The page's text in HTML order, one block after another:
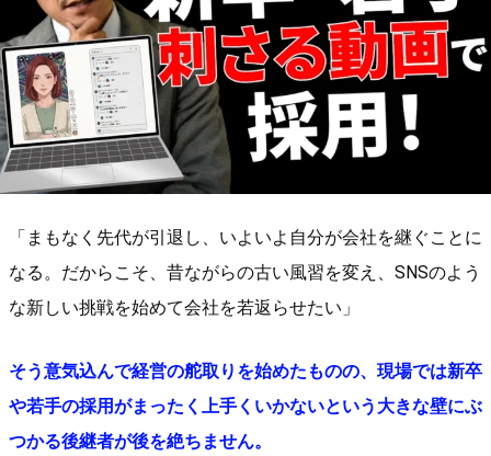
「まもなく先代が引退し、いよいよ自分が会社を継ぐことに
なる。だからこそ、昔ながらの古い風習を変え、SNSのよう
な新しい挑戦を始めて会社を若返らせたい」
そう意気込んで経営の舵取りを始めたものの、現場では新卒
や若手の採用がまったく上手くいかないという大きな壁にぶ
つかる後継者が後を絶ちません。